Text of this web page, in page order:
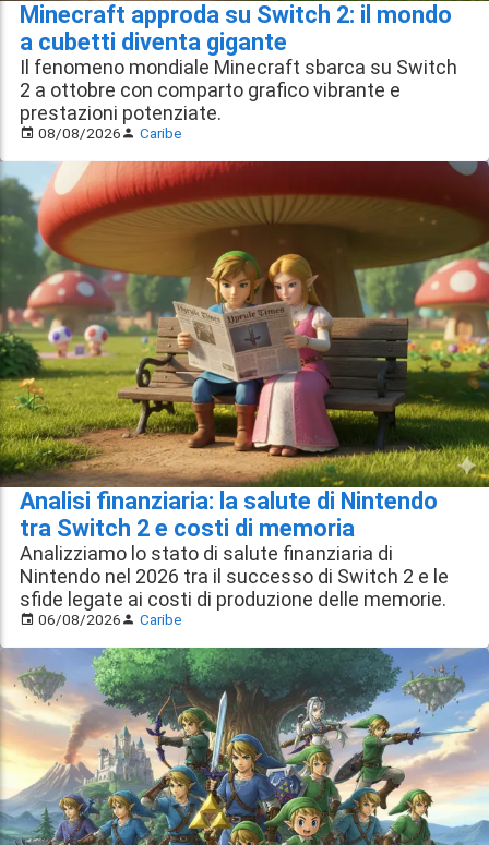
Minecraft approda su Switch 2: il mondo
a cubetti diventa gigante
Il fenomeno mondiale Minecraft sbarca su Switch
2 a ottobre con comparto grafico vibrante e
prestazioni potenziate.
08/08/2026 Caribe
Analisi finanziaria: la salute di Nintendo
tra Switch 2 e costi di memoria
Analizziamo lo stato di salute finanziaria di
Nintendo nel 2026 tra il successo di Switch 2 e le
sfide legate ai costi di produzione delle memorie.
06/08/2026 Caribe